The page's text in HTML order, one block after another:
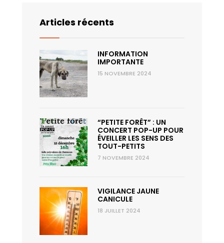
15 août
Samedi
16 août
Dimanche 33°
Articles récents
INFORMATION
IMPORTANTE
15 NOVEMBRE 2024
“PETITE FORÊT” : UN
CONCERT POP-UP POUR
ÉVEILLER LES SENS DES
TOUT-PETITS
7 NOVEMBRE 2024
VIGILANCE JAUNE
CANICULE
18 JUILLET 2024